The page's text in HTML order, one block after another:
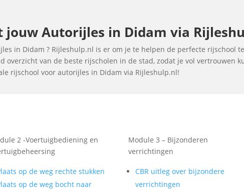
jouw Autorijles in Didam via
in Didam ? Rijleshulp.nl is er om je te helpen de perfecte rijschool
overzicht van de beste rijscholen in de stad, zodat je vol vertrouwen
rijschool voor autorijles in Didam via Rijleshulp.nl!
2 -Voertuigbediening en
op de weg rechte stukken
op de weg bocht naar
Module 3 – Bijzonderen
verrichtingen
CBR uitleg over bijzondere
verrichtingen